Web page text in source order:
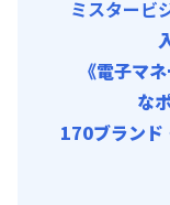
ミスタービ
《電子マ
な
170ブランド